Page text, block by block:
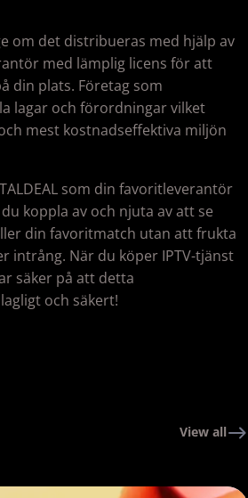
om det distribueras med hjälp av
med lämplig licens för att
din plats. Företag som
lagar och förordningar vilket
mest kostnadseffektiva miljön
som din favoritleverantör
koppla av och njuta av att se
din favoritmatch utan att frukta
intrång. När du köper IPTV-tjänst
säker på att detta
och säkert!
View all